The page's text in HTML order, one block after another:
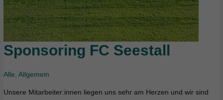
Sponsoring FC Seestall
Alle ,Allgemein
Unsere Mitarbeiter:innen liegen uns sehr am Herzen und wir sind
Sponsoring
Seestall